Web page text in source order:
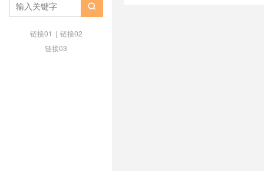

链接01 | 链接02
链接03